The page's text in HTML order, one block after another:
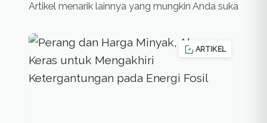
Artikel menarik lainnya yang mungkin Anda suka
ARTIKEL